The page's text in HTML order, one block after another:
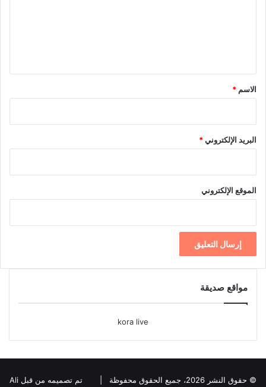
*
الاسم *
البريد الإلكتروني*
الموقع الإلكتروني
مواقع صديقة
kora live
© حقوق النشر 2026، جميع الحقوق محفوظة | تم تصميمه من قبل Ali